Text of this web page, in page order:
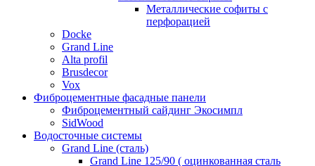
Металлические софиты с
перфорацией
Docke
Grand Line
Alta profil
Brusdecor
Vox
Фиброцементные фасадные панели
Фиброцементный сайдинг Экосимпл
SidWood
Водосточные системы
Grand Line (сталь)
Grand Line 125/90 ( оцинкованная сталь